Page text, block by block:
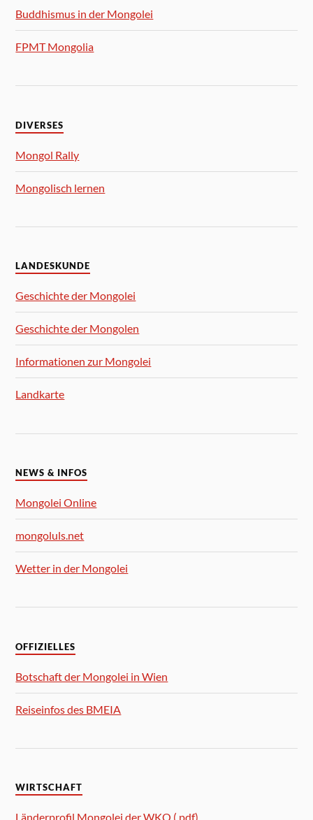
Buddhismus in der Mongolei
FPMT Mongolia
DIVERSES
Mongol Rally
Mongolisch lernen
LANDESKUNDE
Geschichte der Mongolei
Geschichte der Mongolen
Informationen zur Mongolei
Landkarte
NEWS & INFOS
Mongolei Online
mongoluls.net
Wetter in der Mongolei
OFFIZIELLES
Botschaft der Mongolei in Wien
Reiseinfos des BMEIA
WIRTSCHAFT
Länderprofil Mongolei der WKO (.pdf)